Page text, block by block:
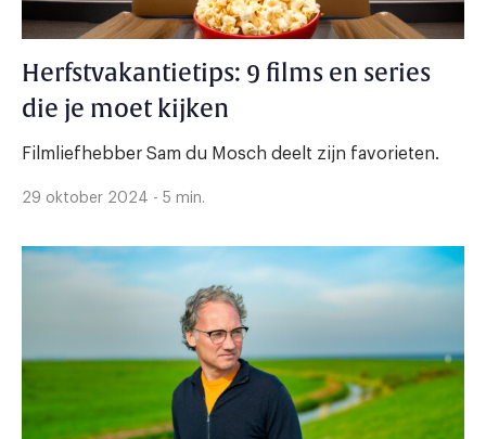
Herfstvakantietips: 9 films en series
die je moet kijken
Filmliefhebber Sam du Mosch deelt zijn favorieten.
29 oktober 2024 - 5 min.